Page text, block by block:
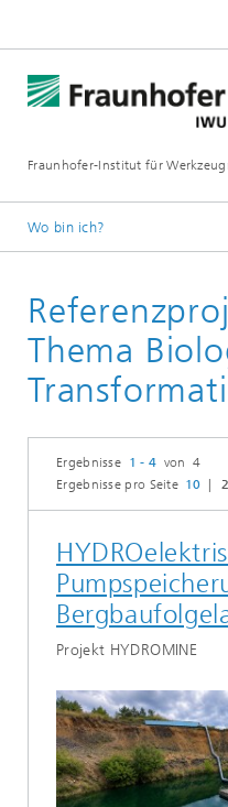
Fraunhofer-Institut für
Wo bin ich?
Biologische
Thema
Ergebnisse 1 - 4 von 4
Ergebnisse pro Seite 10
Projekt HYDROMINE